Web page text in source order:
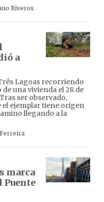
Riveros
a
Lagoas recorriendo
una vivienda el 28 de
ser observado,
ejemplar tiene origen
llegando a la
marca
Puente